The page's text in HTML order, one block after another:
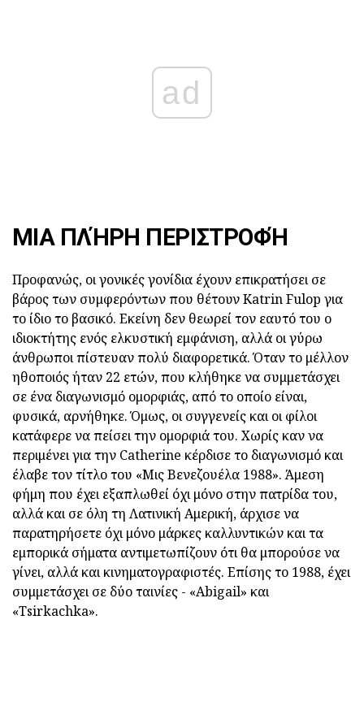
ad
ΜΙΑ ΠΛΉΡΗ ΠΕΡΙΣΤΡΟΦΉ
Προφανώς, οι γονικές γονίδια έχουν επικρατήσει σε
βάρος των συμφερόντων που θέτουν Katrin Fulop για
το ίδιο το βασικό. Εκείνη δεν θεωρεί τον εαυτό του ο
ιδιοκτήτης ενός ελκυστική εμφάνιση, αλλά οι γύρω
άνθρωποι πίστευαν πολύ διαφορετικά. Όταν το μέλλον
ηθοποιός ήταν 22 ετών, που κλήθηκε να συμμετάσχει
σε ένα διαγωνισμό ομορφιάς, από το οποίο είναι,
φυσικά, αρνήθηκε. Όμως, οι συγγενείς και οι φίλοι
κατάφερε να πείσει την ομορφιά του. Χωρίς καν να
περιμένει για την Catherine κέρδισε το διαγωνισμό και
έλαβε τον τίτλο του «Μις Βενεζουέλα 1988». Άμεση
φήμη που έχει εξαπλωθεί όχι μόνο στην πατρίδα του,
αλλά και σε όλη τη Λατινική Αμερική, άρχισε να
παρατηρήσετε όχι μόνο μάρκες καλλυντικών και τα
εμπορικά σήματα αντιμετωπίζουν ότι θα μπορούσε να
γίνει, αλλά και κινηματογραφιστές. Επίσης το 1988, έχει
συμμετάσχει σε δύο ταινίες - «Abigail» και
«Tsirkachka».